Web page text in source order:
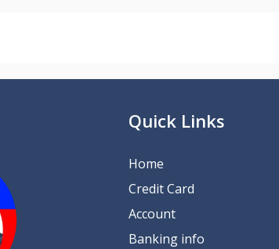
Quick Links
Home
Credit Card
Account
Banking info